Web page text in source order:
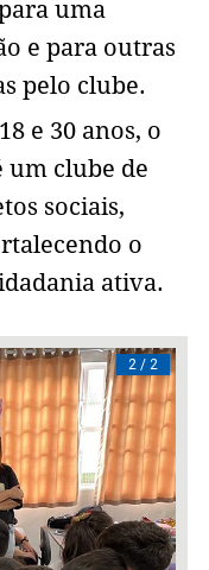
uma
e para outras
pelo clube.
e 30 anos, o
um clube de
sociais,
o
ativa.
2 / 2